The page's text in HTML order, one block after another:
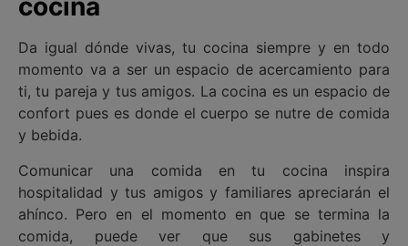
cocina
Da igual dónde vivas, tu cocina siempre y en todo
momento va a ser un espacio de acercamiento para
ti, tu pareja y tus amigos. La cocina es un espacio de
confort pues es donde el cuerpo se nutre de comida
y bebida.
Comunicar una comida en tu cocina inspira
hospitalidad y tus amigos y familiares apreciarán el
ahínco. Pero en el momento en que se termina la
comida, puede ver que sus gabinetes y